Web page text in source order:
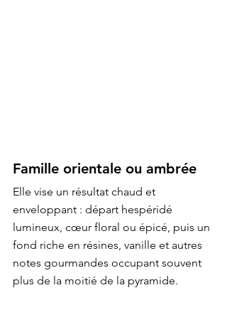
Famille orientale ou ambrée
Elle vise un résultat chaud et
enveloppant : départ hespéridé
lumineux, cœur floral ou épicé, puis un
fond riche en résines, vanille et autres
notes gourmandes occupant souvent
plus de la moitié de la pyramide.